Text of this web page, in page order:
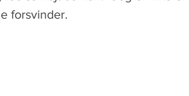
forsvinder.